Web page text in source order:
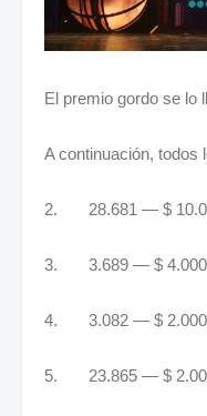
El premio gordo se lo
A continuación, todos
2. 28.681 — $
3. 3.689 — $
4. 3.082 — $
5. 23.865 — $